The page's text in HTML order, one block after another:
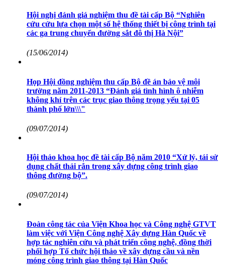
Hội nghị đánh giá nghiệm thu đề tài cấp Bộ “Nghiên
cứu cứu lựa chọn một số hệ thống thiết bị công trình tại
các ga trung chuyển đường sắt đô thị Hà Nội”
(15/06/2014)
Họp Hội đồng nghiệm thu cấp Bộ đề án bảo vệ môi
trường năm 2011-2013 “Đánh giá tình hình ô nhiễm
không khí trên các trục giao thông trọng yếu tại 05
thành phố lớn\\\"
(09/07/2014)
Hội thảo khoa học đề tài cấp Bộ năm 2010 “Xử lý, tái sử
dụng chất thải rắn trong xây dựng công trình giao
thông đường bộ”.
(09/07/2014)
Đoàn công tác của Viện Khoa học và Công nghệ GTVT
làm việc với Viện Công nghệ Xây dựng Hàn Quốc về
hợp tác nghiên cứu và phát triển công nghệ, đồng thời
phối hợp Tổ chức hội thảo về xây dựng cầu và nền
móng công trình giao thông tại Hàn Quốc